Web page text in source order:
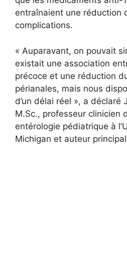
entraînaient une réduction
complications.
« Auparavant, on pouvait
existait une association
précoce et une réduction
périanales, mais nous
d’un délai réel », a déclaré
M.Sc., professeur clinicien
entérologie pédiatrique à
Michigan et auteur principal